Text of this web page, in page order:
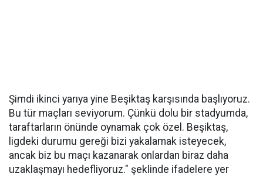
Şimdi ikinci yarıya yine Beşiktaş karşısında başlıyoruz.
Bu tür maçları seviyorum. Çünkü dolu bir stadyumda,
taraftarların önünde oynamak çok özel. Beşiktaş,
ligdeki durumu gereği bizi yakalamak isteyecek,
ancak biz bu maçı kazanarak onlardan biraz daha
uzaklaşmayı hedefliyoruz." şeklinde ifadelere yer